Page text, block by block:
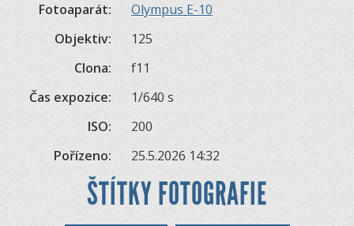
Fotoaparát:
Olympus E-10
Objektiv:
125
Clona:
f11
Čas expozice:
1/640 s
ISO:
200
Pořízeno:
25.5.2026 14:32
ŠTÍTKY FOTOGRAFIE